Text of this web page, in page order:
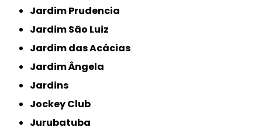
Jardim Prudencia
Jardim São Luiz
Jardim das Acácias
Jardim Ângela
Jardins
Jockey Club
Jurubatuba